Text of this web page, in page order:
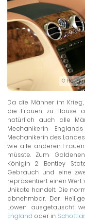
©
Da die Männer im
die Frauen zu Hause
natürlich auch alle
Mechanikerin
Mechanikerin des
wie alle anderen
müsste. Zum
Königin 2 Bentley
Gebrauch und eine
repräsentiert einen Wert
Unikate handelt. Die
abnehmbar. Der
Löwen ausgetauscht
England oder in